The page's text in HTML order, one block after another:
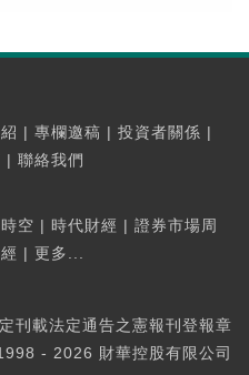
| 專欄邀稿 | 投資者關係 |
| 聯絡我們
空 | 時代財經 | 證券市場周
| 更多...
刊載法定通告之憲報刊登報章
- 2026 財華控股有限公司